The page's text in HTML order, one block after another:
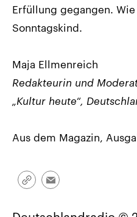
Erfüllung gegangen.
Sonntagskind.
Maja Ellmenreich
Redakteurin und
„Kultur heute“,
Aus dem Magazin,
Link
Email